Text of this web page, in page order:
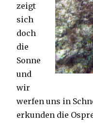
zeigt
sich
doch
die
Sonne
und
wir
werfen uns in
erkunden die